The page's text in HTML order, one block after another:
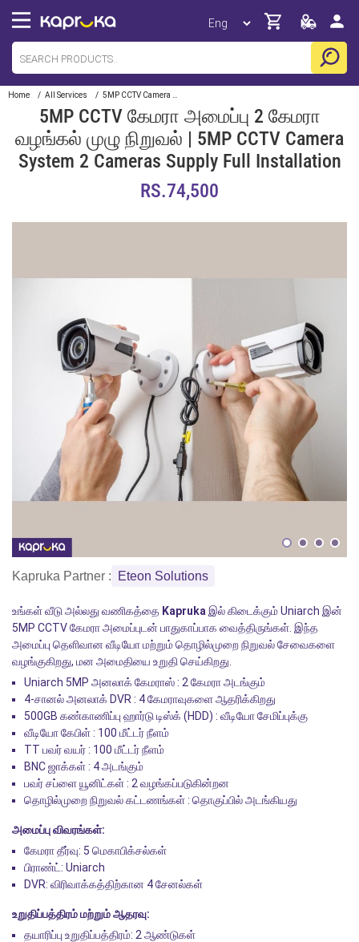
Home / All Services /
5MP CCTV கேமரா அமைப்பு 2 கேமரா
வழங்கல் முழு நிறுவல் | 5MP CCTV Camera
System 2 Cameras Supply Full Installation
RS.74,500
Kapruka Partner : Eteon Solutions
உங்கள் வீடு அல்லது வணிகத்தை Kapruka இல் கிடைக்கும் Uniarch இன்
5MP CCTV கேமரா அமைப்புடன் பாதுகாப்பாக வைத்திருங்கள். இந்த
அமைப்பு தெளிவான வீடியோ மற்றும் தொழில்முறை நிறுவல் சேவைகளை
வழங்குகிறது, மன அமைதியை உறுதி செய்கிறது.
Uniarch 5MP அனலாக் கேமராஸ் : 2 கேமரா அடங்கும்
4-சானல் அனலாக் DVR : 4 கேமராவுகளை ஆதரிக்கிறது
500GB கண்காணிப்பு ஹார்டு டிஸ்க் (HDD) : வீடியோ சேமிப்புக்கு
வீடியோ கேபிள் : 100 மீட்டர் நீளம்
TT பவர் வயர் : 100 மீட்டர் நீளம்
BNC ஜாக்கள் : 4 அடங்கும்
பவர் சப்ளை யூனிட்கள் : 2 வழங்கப்படுகின்றன
தொழில்முறை நிறுவல் கட்டணங்கள் : தொகுப்பில் அடங்கியது
அமைப்பு விவரங்கள்:
கேமரா தீர்வு: 5 மெகாபிக்சல்கள்
பிராண்ட்: Uniarch
DVR: விரிவாக்கத்திற்கான 4 சேனல்கள்
உறுதிப்பத்திரம் மற்றும் ஆதரவு:
தயாரிப்பு உறுதிப்பத்திரம்: 2 ஆண்டுகள்